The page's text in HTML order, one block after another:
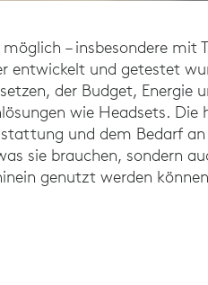
– insbesondere mit
entwickelt und getestet
der Budget,
wie Headsets.
und dem Bedarf an
sie brauchen, sondern
genutzt werden